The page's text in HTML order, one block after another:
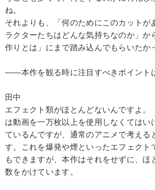
ね。
それよりも、「何のためにこのカットが
ラクターたちはどんな気持ちなのか」か
作りとは」にまで踏み込んでもらいたか
――本作を観る時に注目すべきポイント
田中
エフェクト類がほとんどないんですよ。
は動画を一万枚以上を使用しなくてはい
ているんですが、通常のアニメで考える
す。これを爆発や煙といったエフェクト
もできますが、本作はそれをせずに、ほ
数をかけています。